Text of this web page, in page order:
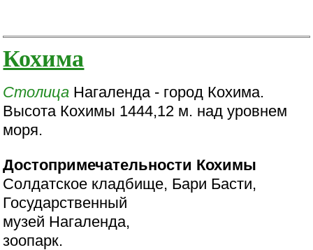
Кохима
Столица Нагаленда - город Кохима.
Высота Кохимы 1444,12 м. над уровнем
моря.
Достопримечательности Кохимы
Солдатское кладбище, Бари Басти,
Государственный
музей Нагаленда,
зоопарк.